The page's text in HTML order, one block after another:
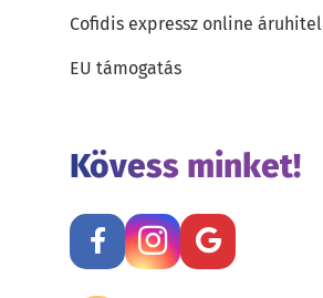
Cofidis expressz online áruhitel
EU támogatás
Kövess minket!